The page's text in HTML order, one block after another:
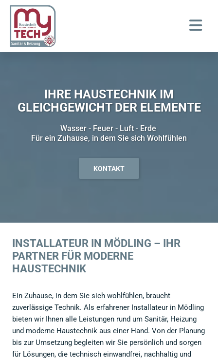
IHRE HAUSTECHNIK IM
GLEICHGEWICHT DER ELEMENTE
Wasser - Feuer - Luft - Erde
Für ein Zuhause, in dem Sie sich Wohlfühlen
KONTAKT
INSTALLATEUR IN MÖDLING – IHR
PARTNER FÜR MODERNE
HAUSTECHNIK
Ein Zuhause, in dem Sie sich wohlfühlen, braucht
zuverlässige Technik. Als erfahrener Installateur in Mödling
bieten wir Ihnen alle Leistungen rund um Sanitär, Heizung
und moderne Haustechnik aus einer Hand. Von der Planung
bis zur Umsetzung begleiten wir Sie persönlich und sorgen
für Lösungen, die technisch einwandfrei, nachhaltig und